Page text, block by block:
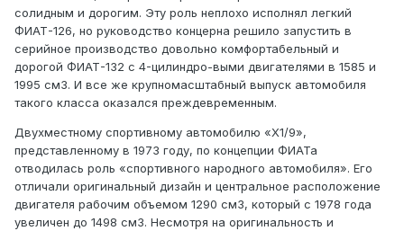
солидным и дорогим. Эту роль неплохо исполнял легкий
ФИАТ-126, но руководство концерна решило запустить в
серийное производство довольно комфортабельный и
дорогой ФИАТ-132 с 4-цилиндро-выми двигателями в 1585 и
1995 см3. И все же крупномасштабный выпуск автомобиля
такого класса оказался преждевременным.
Двухместному спортивному автомобилю «Х1/9»,
представленному в 1973 году, по концепции ФИАТа
отводилась роль «спортивного народного автомобиля». Его
отличали оригинальный дизайн и центральное расположение
двигателя рабочим объемом 1290 см3, который с 1978 года
увеличен до 1498 см3. Несмотря на оригинальность и